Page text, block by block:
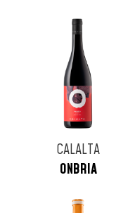
CALALTA
ONBRIA